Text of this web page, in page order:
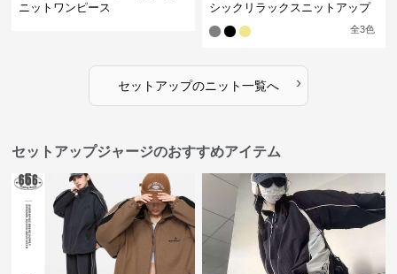
ニットワンピース
シックリラックスニットアップ
全3色
セットアップのニット一覧へ ›
セットアップジャージのおすすめアイテム